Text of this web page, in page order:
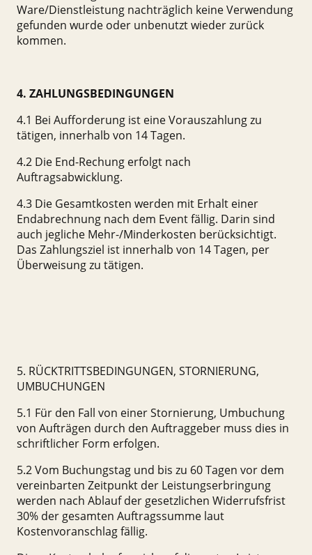
Ware/Dienstleistung nachträglich keine Verwendung
gefunden wurde oder unbenutzt wieder zurück
kommen.
4. ZAHLUNGSBEDINGUNGEN
4.1 Bei Aufforderung ist eine Vorauszahlung zu
tätigen, innerhalb von 14 Tagen.
4.2 Die End-Rechung erfolgt nach
Auftragsabwicklung.
4.3 Die Gesamtkosten werden mit Erhalt einer
Endabrechnung nach dem Event fällig. Darin sind
auch jegliche Mehr-/Minderkosten berücksichtigt.
Das Zahlungsziel ist innerhalb von 14 Tagen, per
Überweisung zu tätigen.
5. RÜCKTRITTSBEDINGUNGEN, STORNIERUNG,
UMBUCHUNGEN
5.1 Für den Fall von einer Stornierung, Umbuchung
von Aufträgen durch den Auftraggeber muss dies in
schriftlicher Form erfolgen.
5.2 Vom Buchungstag und bis zu 60 Tagen vor dem
vereinbarten Zeitpunkt der Leistungserbringung
werden nach Ablauf der gesetzlichen Widerrufsfrist
30% der gesamten Auftragssumme laut
Kostenvoranschlag fällig.